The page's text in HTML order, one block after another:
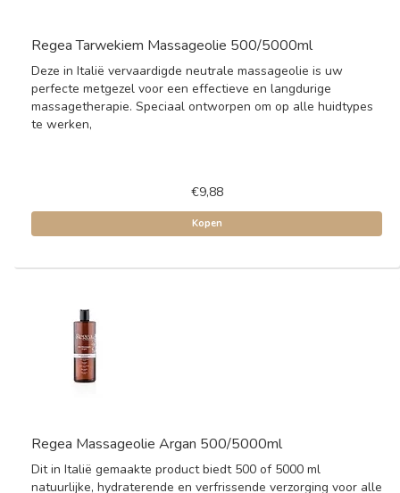
Regea Tarwekiem Massageolie 500/5000ml
Deze in Italië vervaardigde neutrale massageolie is uw
perfecte metgezel voor een effectieve en langdurige
massagetherapie. Speciaal ontworpen om op alle huidtypes
te werken,
€9,88
Kopen
Regea Massageolie Argan 500/5000ml
Dit in Italië gemaakte product biedt 500 of 5000 ml
natuurlijke, hydraterende en verfrissende verzorging voor alle